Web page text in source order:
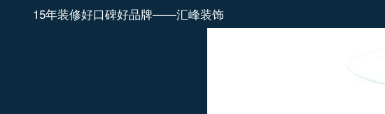
15年装修好口碑好品牌——汇峰装饰